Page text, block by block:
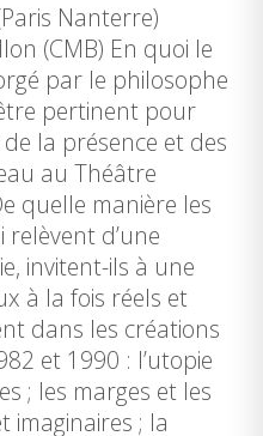
Nanterre)
(CMB) En quoi le
par le philosophe
pertinent pour
la présence et des
au Théâtre
quelle manière les
d’une
invitent-ils à une
à la fois réels et
dans les créations
et 1990 : l’utopie
; les marges et les
imaginaires ; la